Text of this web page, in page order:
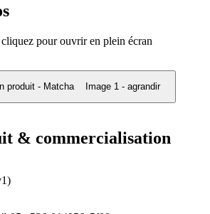
pour ouvrir en plein écran
Image 1 - agrandir
& commercialisation